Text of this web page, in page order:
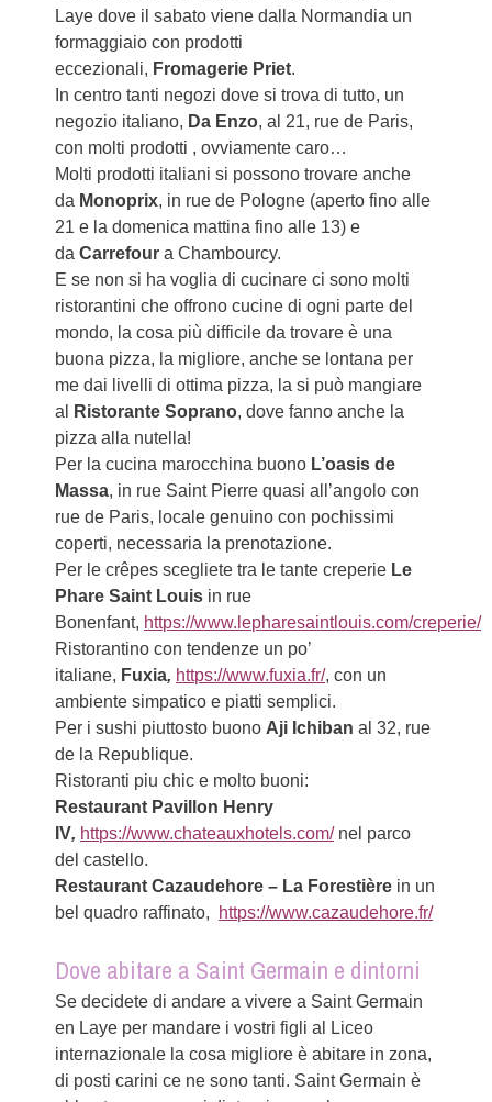
Laye dove il sabato viene dalla Normandia un
formaggiaio con prodotti
eccezionali, Fromagerie Priet.
In centro tanti negozi dove si trova di tutto, un
negozio italiano, Da Enzo, al 21, rue de Paris,
con molti prodotti , ovviamente caro…
Molti prodotti italiani si possono trovare anche
da Monoprix, in rue de Pologne (aperto fino alle
21 e la domenica mattina fino alle 13) e
daCarrefour a Chambourcy.
E se non si ha voglia di cucinare ci sono molti
ristorantini che offrono cucine di ogni parte del
mondo, la cosa più difficile da trovare è una
buona pizza, la migliore, anche se lontana per
me dai livelli di ottima pizza, la si può mangiare
al
Ristorante Soprano, dove fanno anche la
pizza alla nutella!
Per la cucina marocchina buono L’oasis de
Massa, in rue Saint Pierre quasi all’angolo con
rue de Paris, locale genuino con pochissimi
coperti, necessaria la prenotazione.
Per le crêpes scegliete tra le tante creperie Le
Phare Saint Louis in rue
Bonenfant, https://www.lepharesaintlouis.com/creperie/
Ristorantino con tendenze un po’
italiane, Fuxia, https://www.fuxia.fr/, con un
ambiente simpatico e piatti semplici.
Per i sushi piuttosto buono Aji Ichiban al 32, rue
de la Republique.
Ristoranti piu chic e molto buoni:
Restaurant Pavillon Henry
IV, https://www.chateauxhotels.com/nel parco
del castello.
Restaurant Cazaudehore – La Forestière in un
bel quadro raffinato,
https://www.cazaudehore.fr/
Dove abitare a Saint Germain e dintorni
Se decidete di andare a vivere a Saint Germain
en Laye per mandare i vostri figli al Liceo
internazionale la cosa migliore è abitare in zona,
di posti carini ce ne sono tanti. Saint Germain è